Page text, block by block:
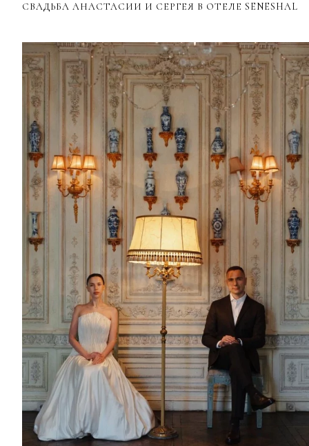
СВАДЬБА АНАСТАСИИ И СЕРГЕЯ В ОТЕЛЕ SENESHAL